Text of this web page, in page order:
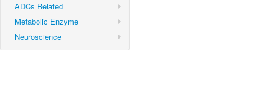
ADCs Related
Metabolic Enzyme
Neuroscience